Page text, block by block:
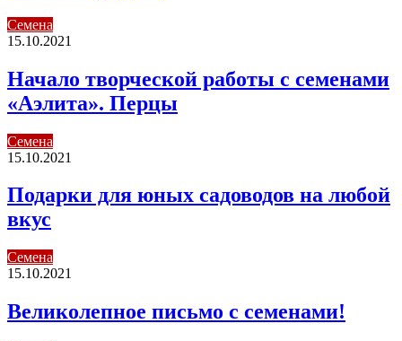
Семена
15.10.2021
Начало творческой работы с семенами
«Аэлита». Перцы
Семена
15.10.2021
Подарки для юных садоводов на любой
вкус
Семена
15.10.2021
Великолепное письмо с семенами!